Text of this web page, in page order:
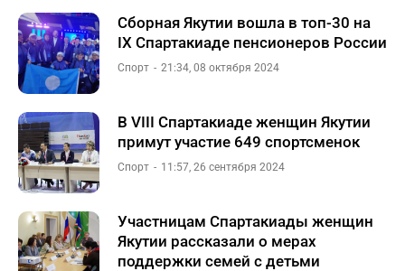
Сборная Якутии вошла в топ-30 на
IX Спартакиаде пенсионеров России
Спорт 21:34, 08 октября 2024
​В VIII Спартакиаде женщин Якутии
примут участие 649 спортсменок
Спорт 11:57, 26 сентября 2024
Участницам Спартакиады женщин
Якутии рассказали о мерах
поддержки семей с детьми